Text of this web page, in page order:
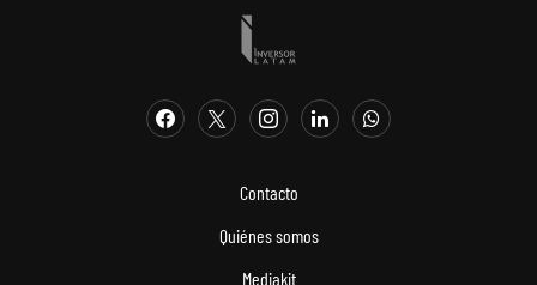
Contacto
Quiénes somos
Mediakit